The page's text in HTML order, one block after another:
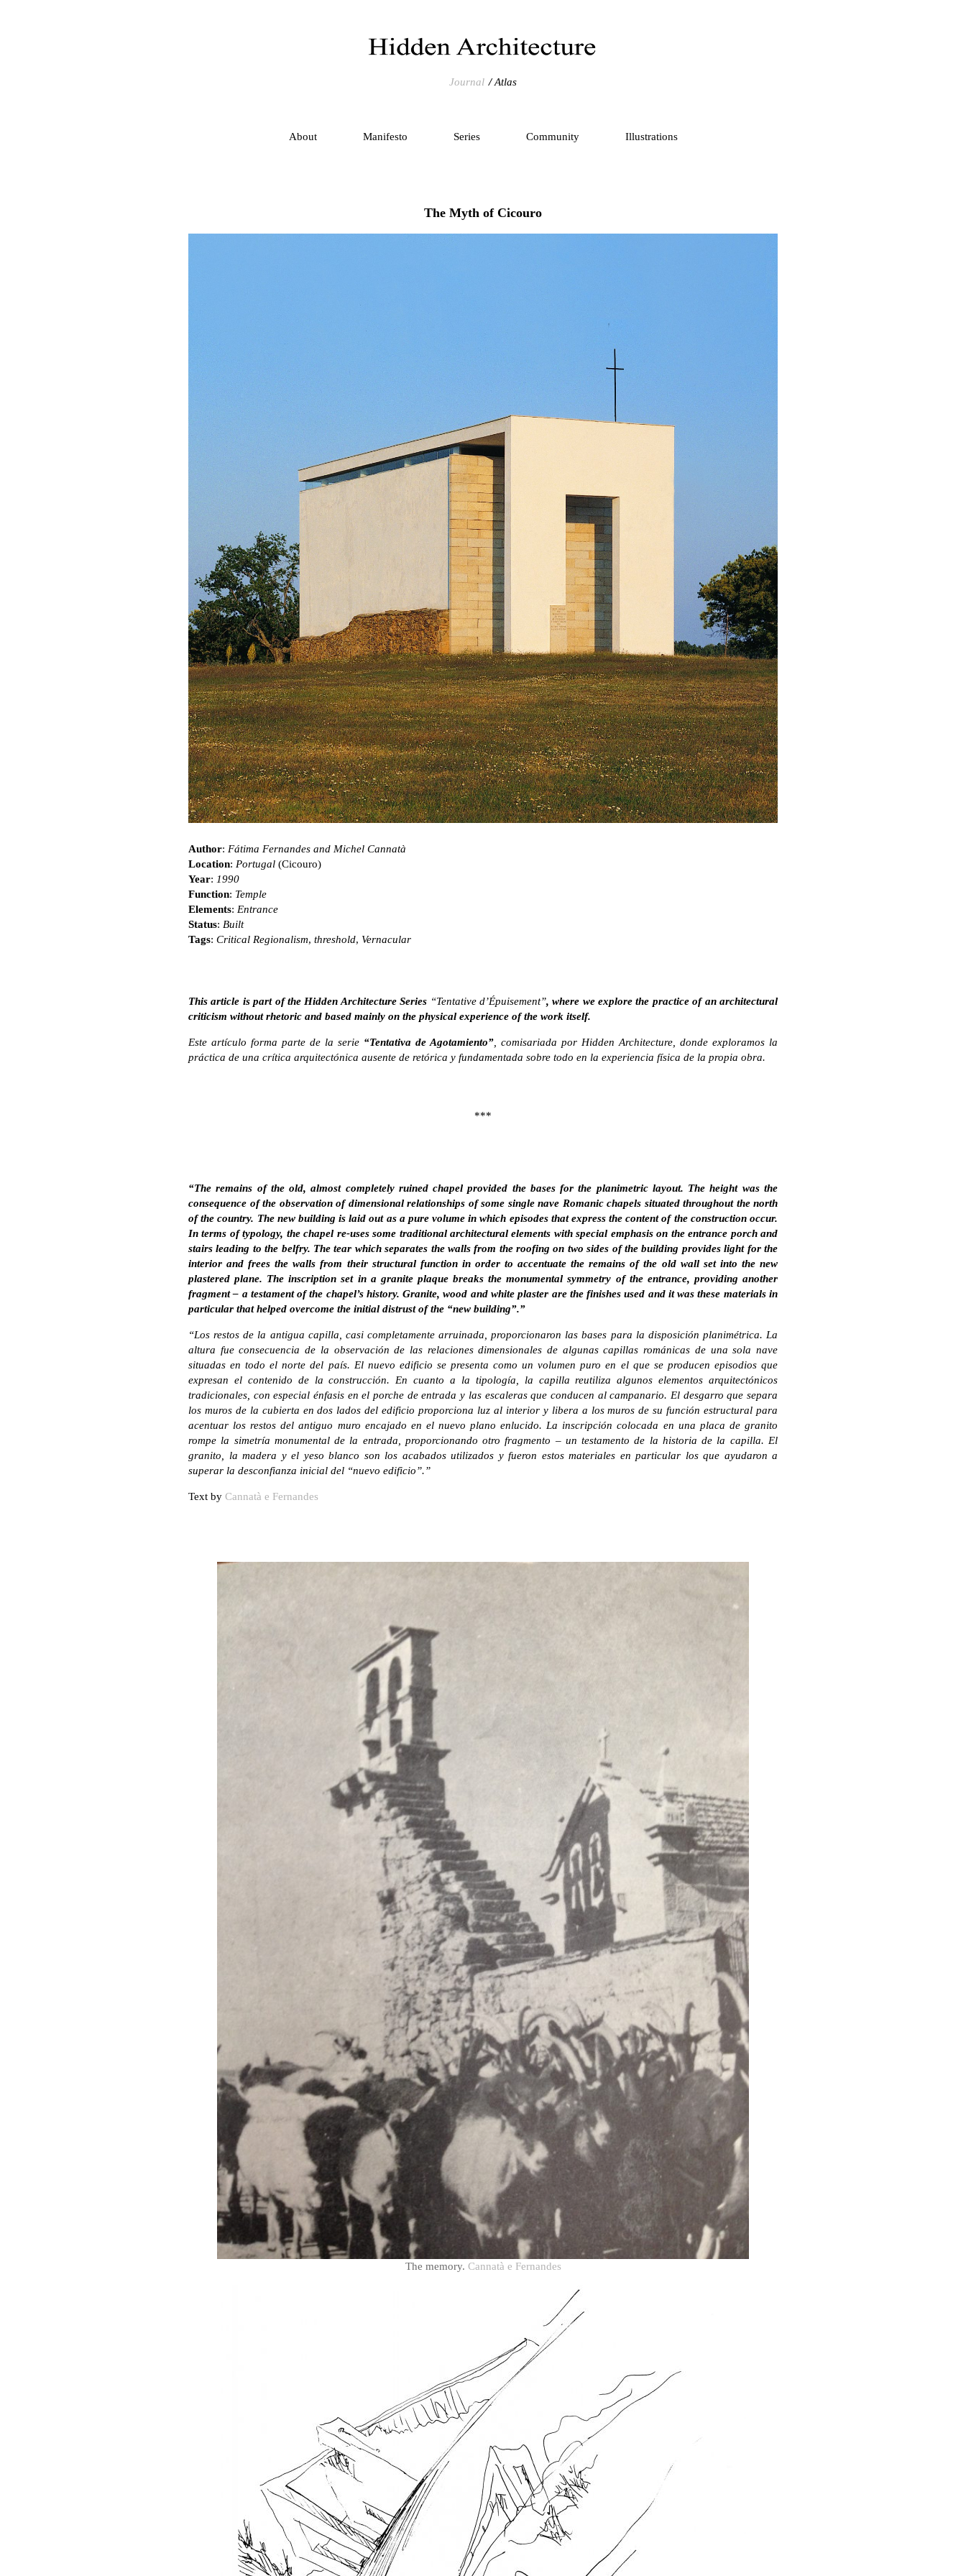
Journal Atlas
About Manifesto Series Community Illustrations
The Myth of Cicouro
Author: Fátima Fernandes and Michel Cannatà
Location: Portugal (Cicouro)
Year: 1990
Function: Temple
Elements: Entrance
Status: Built
Tags: Critical Regionalism, threshold, Vernacular
This article is part of the Hidden Architecture Series “Tentative d’Épuisement”, where we explore the practice of an architectural
criticism without rhetoric and based mainly on the physical experience of the work itself.
Este artículo forma parte de la serie “Tentativa de Agotamiento” , comisariada por Hidden Architecture, donde exploramos la
práctica de una crítica arquitectónica ausente de retórica y fundamentada sobre todo en la experiencia física de la propia obra.
***
“The remains of the old, almost completely ruined chapel provided the bases for the planimetric layout. The height was the
consequence of the observation of dimensional relationships of some single nave Romanic chapels situated throughout the north
of the country. The new building is laid out as a pure volume in which episodes that express the content of the construction occur.
In terms of typology, the chapel re-uses some traditional architectural elements with special emphasis on the entrance porch and
stairs leading to the belfry. The tear which separates the walls from the roofing on two sides of the building provides light for the
interior and frees the walls from their structural function in order to accentuate the remains of the old wall set into the new
plastered plane. The inscription set in a granite plaque breaks the monumental symmetry of the entrance, providing another
fragment – a testament of the chapel’s history. Granite, wood and white plaster are the finishes used and it was these materials in
particular that helped overcome the initial distrust of the “new building”.”
“Los restos de la antigua capilla, casi completamente arruinada, proporcionaron las bases para la disposición planimétrica. La
altura fue consecuencia de la observación de las relaciones dimensionales de algunas capillas románicas de una sola nave
situadas en todo el norte del país. El nuevo edificio se presenta como un volumen puro en el que se producen episodios que
expresan el contenido de la construcción. En cuanto a la tipología, la capilla reutiliza algunos elementos arquitectónicos
tradicionales, con especial énfasis en el porche de entrada y las escaleras que conducen al campanario. El desgarro que separa
los muros de la cubierta en dos lados del edificio proporciona luz al interior y libera a los muros de su función estructural para
acentuar los restos del antiguo muro encajado en el nuevo plano enlucido. La inscripción colocada en una placa de granito
rompe la simetría monumental de la entrada, proporcionando otro fragmento – un testamento de la historia de la capilla. El
granito, la madera y el yeso blanco son los acabados utilizados y fueron estos materiales en particular los que ayudaron a
superar la desconfianza inicial del “nuevo edificio”.”
Text by Cannatà e Fernandes
The memory. Cannatà e Fernandes